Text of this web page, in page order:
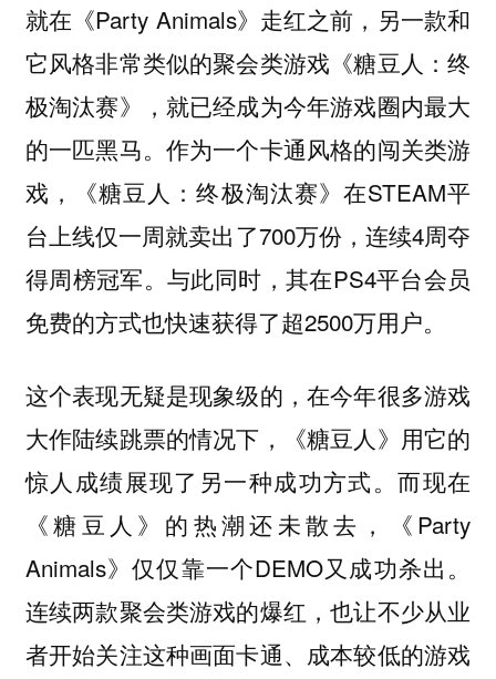
就在《Party Animals》走红之前，另一款和
它风格非常类似的聚会类游戏《糖豆人：终
极淘汰赛》，就已经成为今年游戏圈内最大
的一匹黑马。作为一个卡通风格的闯关类游
戏，《糖豆人：终极淘汰赛》在STEAM平
台上线仅一周就卖出了700万份，连续4周夺
得周榜冠军。与此同时，其在PS4平台会员
免费的方式也快速获得了超2500万用户。
这个表现无疑是现象级的，在今年很多游戏
大作陆续跳票的情况下，《糖豆人》用它的
惊人成绩展现了另一种成功方式。而现在
《糖豆人》的热潮还未散去，《Party
Animals》仅仅靠一个DEMO又成功杀出。
连续两款聚会类游戏的爆红，也让不少从业
者开始关注这种画面卡通、成本较低的游戏